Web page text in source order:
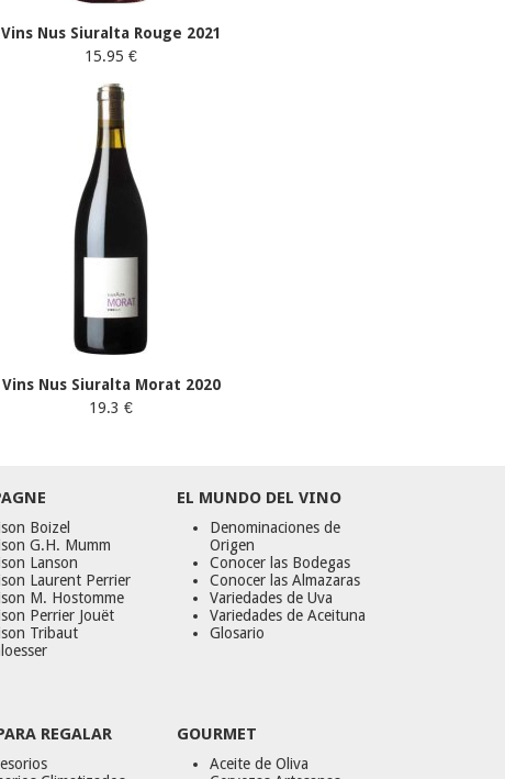
Vins Nus Siuralta Rouge 2021
15.95 €
Vins Nus Siuralta Morat 2020
19.3 €
Boizel
G.H. Mumm
Lanson
Laurent Perrier
M. Hostomme
Perrier Jouët
Tribaut
EL MUNDO DEL VINO
Denominaciones de
Origen
Conocer las Bodegas
Conocer las Almazaras
Variedades de Uva
Variedades de Aceituna
Glosario
REGALAR GOURMET
Aceite de Oliva